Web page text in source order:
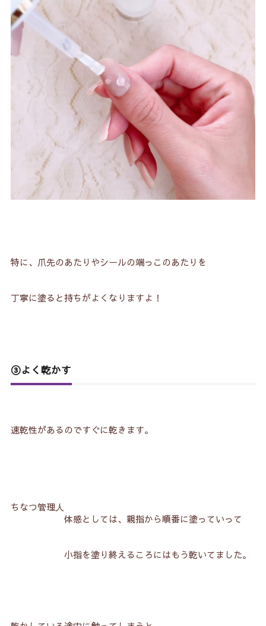
特に、爪先のあたりやシールの端っこのあたりを
丁寧に塗ると持ちがよくなりますよ！
③よく乾かす
速乾性があるのですぐに乾きます。
ちなつ管理人
体感としては、親指から順番に塗っていって
小指を塗り終えるころにはもう乾いてました。